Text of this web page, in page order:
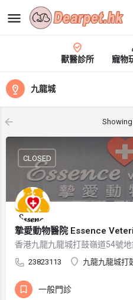
獸醫診所 寵物
九龍城
Showing
摯愛動物醫院 Essence
香港九龍九龍城打鼓嶺道54號
23823113 九龍九龍城打
CLOSED
一般門診